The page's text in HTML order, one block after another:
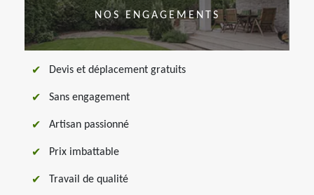
NOS ENGAGEMENTS
Devis et déplacement gratuits
Sans engagement
Artisan passionné
Prix imbattable
Travail de qualité